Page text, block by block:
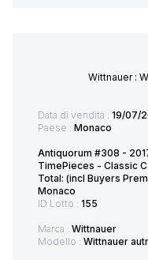
Wittnauer :
Data di vendita : 19/07/
Paese : Monaco
Antiquorum #308 -
TimePieces - Classic
Total: (incl Buyers
Monaco
ID Lotto : 155
Marca : Wittnauer
Modello : Wittnauer